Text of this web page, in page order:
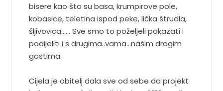
bisere kao što su basa, krumpirove pole,
kobasice, teletina ispod peke, lička štrudla,
šljivovica…… Sve smo to poželjeli pokazati i
podijeliti i s drugima..vama…našim dragim
gostima.
Cijela je obitelj dala sve od sebe da projekt